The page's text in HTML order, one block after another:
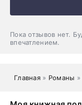
Пока отзывов нет.
впечатлением.
Главная» Романы